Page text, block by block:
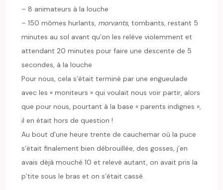
– 8 animateurs à la louche
– 150 mômes hurlants, morvants, tombants, restant 5
minutes au sol avant qu’on les relève violemment et
attendant 20 minutes pour faire une descente de 5
secondes, à la louche
Pour nous, cela s’était terminé par une engueulade
avec les « moniteurs » qui voulait nous voir partir, alors
que pour nous, pourtant à la base « parents indignes »,
il en était hors de question !
Au bout d’une heure trente de cauchemar où la puce
s’était finalement bien débrouillée, des gosses, j’en
avais déjà mouché 10 et relevé autant, on avait pris la
p’tite sous le bras et on s’était cassé.